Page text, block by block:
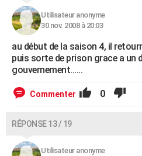
Utilisateur anonyme
30 nov. 2008 à 20:03
au début de la saison 4, il
puis sorte de prison grace a un
gouvernement......
Commenter 0
RÉPONSE 13 / 19
Utilisateur anonyme